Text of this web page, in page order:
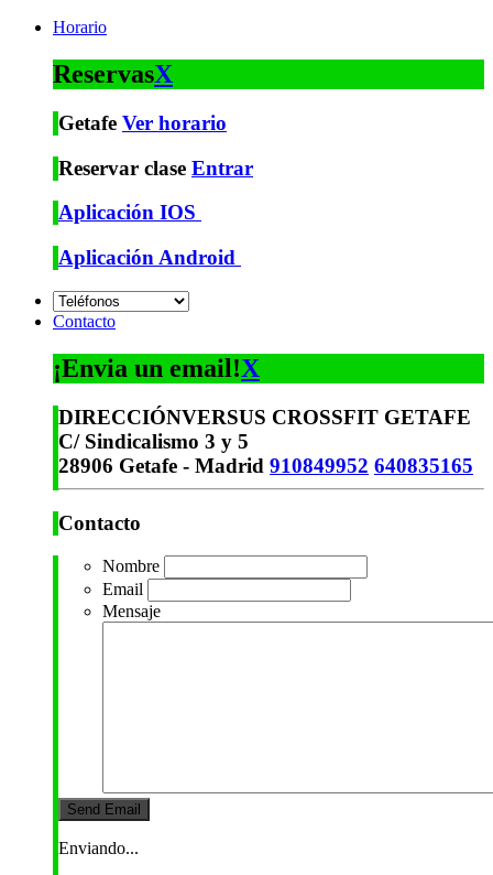
Horario
ReservasX
Getafe Ver horario
Reservar clase Entrar
Aplicación IOS
Aplicación Android
Contacto
¡Envia un email!X
DIRECCIÓNVERSUS CROSSFIT GETAFE
C/ Sindicalismo 3 y 5
28906 Getafe - Madrid 910849952 640835165
Contacto
Nombre
Email
Mensaje
Enviando...